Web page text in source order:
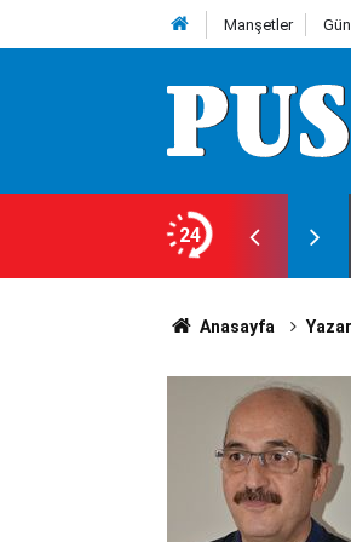
Manşetler
24
Konya’da kırmızı et çıkmazı
Anasayfa